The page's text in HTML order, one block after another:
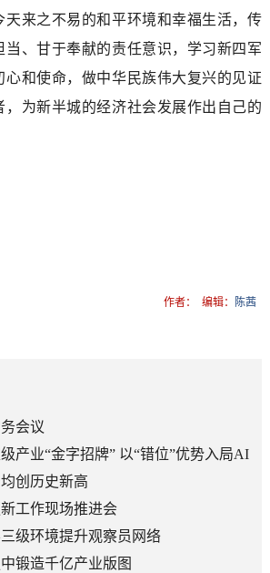
天来之不易的和平环境和幸福生活，传
当、甘于奉献的责任意识，学习新四军
心和使命，做中华民族伟大复兴的见证
，为新半城的经济社会发展作出自己的
作者： 编辑： 陈茜
会议
产业“金字招牌” 以“错位”优势入局AI
创历史新高
工作现场推进会
级环境提升观察员网络
锻造千亿产业版图